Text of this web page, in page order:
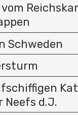
Schweden
Neefs d.J.